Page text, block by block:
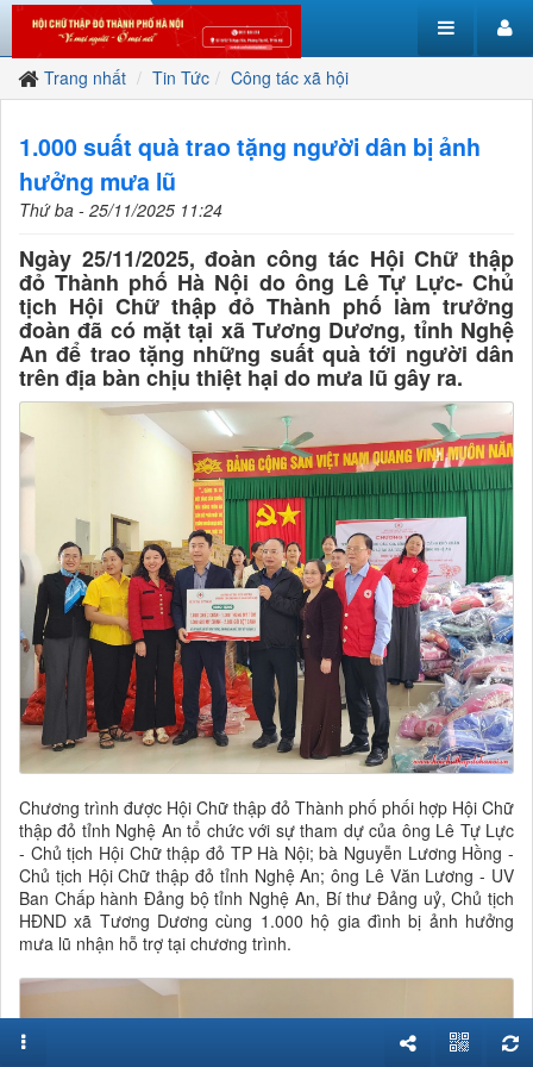
Trang nhất Tin Tức Công tác xã hội
1.000 suất quà trao tặng người dân bị ảnh
hưởng mưa lũ
Thứ ba - 25/11/2025 11:24
Ngày 25/11/2025, đoàn công tác Hội Chữ thập
đỏ Thành phố Hà Nội do ông Lê Tự Lực- Chủ
tịch Hội Chữ thập đỏ Thành phố làm trưởng
đoàn đã có mặt tại xã Tương Dương, tỉnh Nghệ
An để trao tặng những suất quà tới người dân
trên địa bàn chịu thiệt hại do mưa lũ gây ra.
Chương trình được Hội Chữ thập đỏ Thành phố phối hợp Hội Chữ
thập đỏ tỉnh Nghệ An tổ chức với sự tham dự của ông Lê Tự Lực
- Chủ tịch Hội Chữ thập đỏ TP Hà Nội; bà Nguyễn Lương Hồng -
Chủ tịch Hội Chữ thập đỏ tỉnh Nghệ An; ông Lê Văn Lương - UV
Ban Chấp hành Đảng bộ tỉnh Nghệ An, Bí thư Đảng uỷ, Chủ tịch
HĐND xã Tương Dương cùng 1.000 hộ gia đình bị ảnh hưởng
mưa lũ nhận hỗ trợ tại chương trình.